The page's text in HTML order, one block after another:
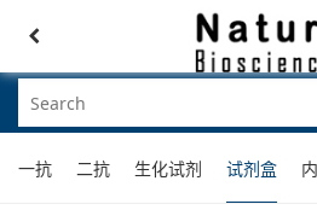
一抗 二抗 生化试剂 试剂盒